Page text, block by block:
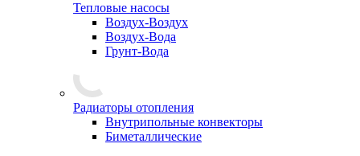
Тепловые насосы
Воздух-Воздух
Воздух-Вода
Грунт-Вода
Радиаторы отопления
Внутрипольные конвекторы
Биметаллические